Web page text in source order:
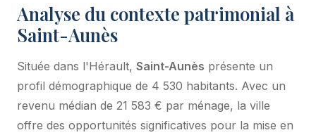
Analyse du contexte patrimonial à
Saint-Aunès
Située dans l'Hérault, Saint-Aunès présente un
profil démographique de 4 530 habitants. Avec un
revenu médian de 21 583 € par ménage, la ville
offre des opportunités significatives pour la mise en